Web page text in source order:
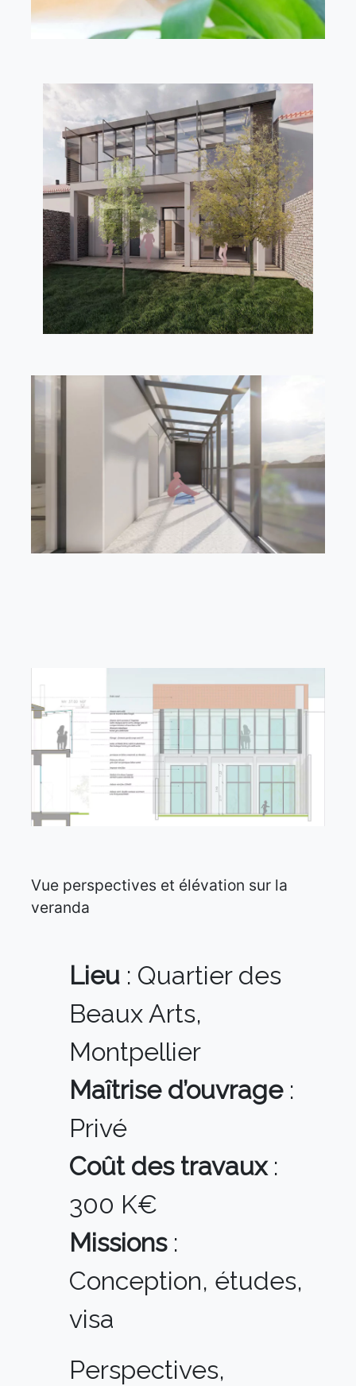
Vue perspectives et élévation sur la
veranda
Lieu : Quartier des
Beaux Arts,
Montpellier
Maîtrise d’ouvrage :
Privé
Coût des travaux:
300 K€
Missions :
Conception, études,
visa
Perspectives,